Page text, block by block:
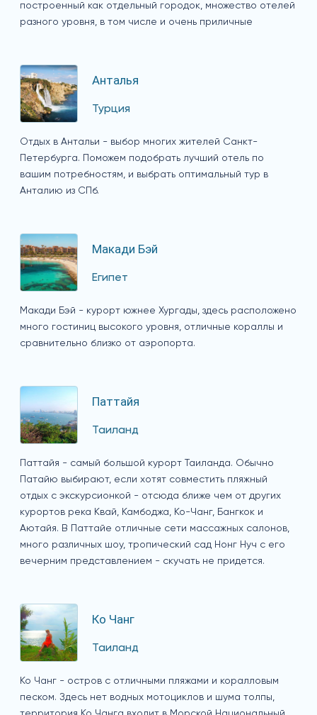
построенный как отдельный городок, множество отелей
разного уровня, в том числе и очень приличные
Анталья
Турция
Отдых в Антальи - выбор многих жителей Санкт-
Петербурга. Поможем подобрать лучший отель по
вашим потребностям, и выбрать оптимальный тур в
Анталию из СПб.
Макади Бэй
Египет
Макади Бэй - курорт южнее Хургады, здесь расположено
много гостиниц высокого уровня, отличные кораллы и
сравнительно близко от аэропорта.
Паттайя
Таиланд
Паттайя - самый большой курорт Таиланда. Обычно
Патайю выбирают, если хотят совместить пляжный
отдых с экскурсионкой - отсюда ближе чем от других
курортов река Квай, Камбоджа, Ко-Чанг, Бангкок и
Аютайя. В Паттайе отличные сети массажных салонов,
много различных шоу, тропический сад Нонг Нуч с его
вечерним представлением - скучать не придется.
Ко Чанг
Таиланд
Ко Чанг - остров с отличными пляжами и коралловым
песком. Здесь нет водных мотоциклов и шума толпы,